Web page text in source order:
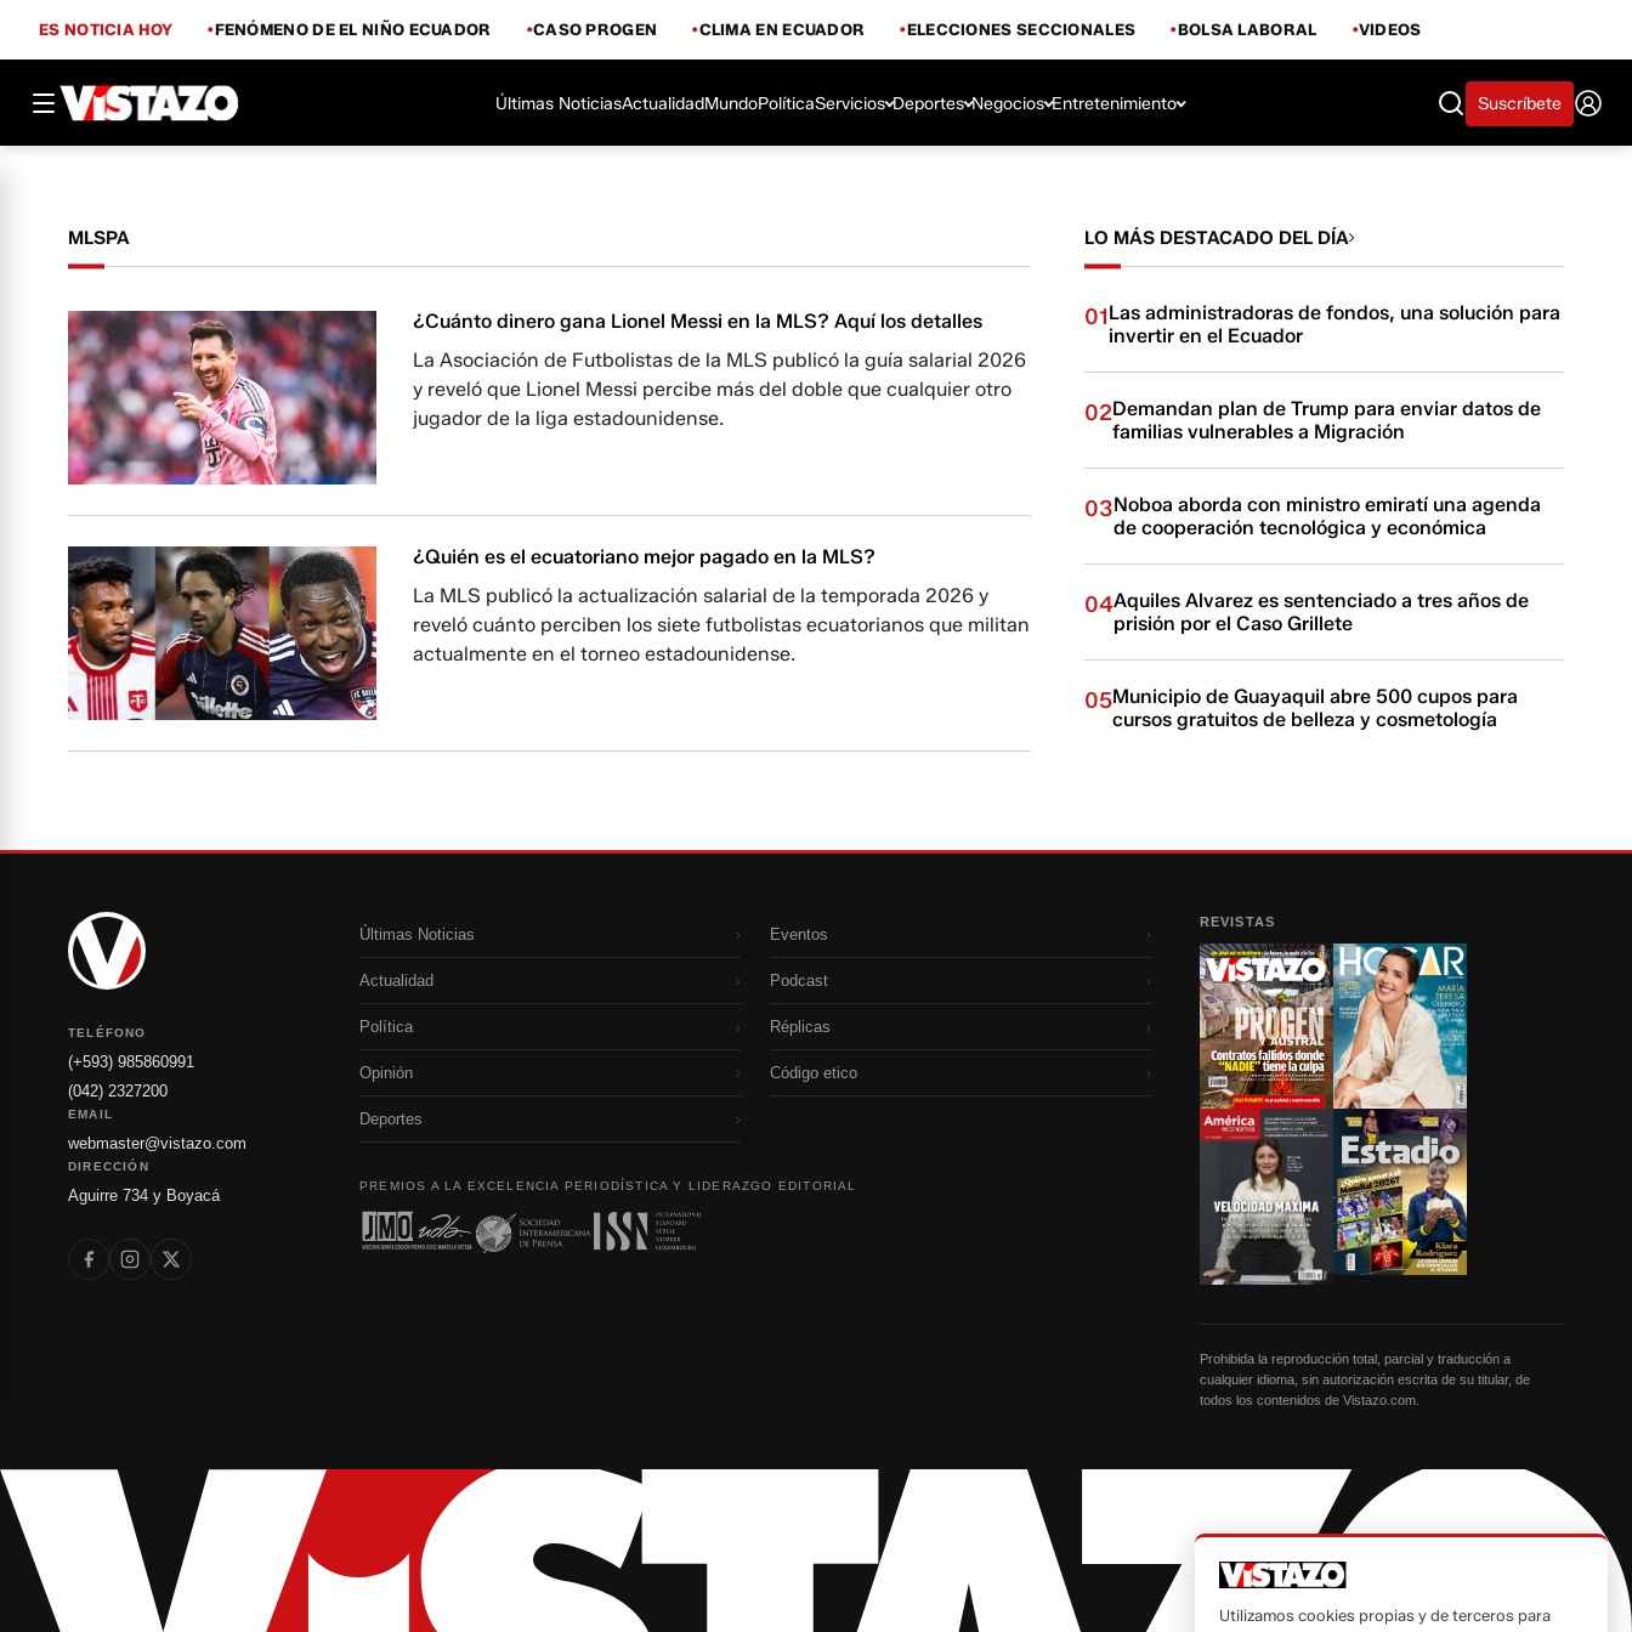
ES NOTICIA HOY FENÓMENO DE EL NIÑO ECUADOR CASO PROGEN CLIMA EN ECUADOR ELECCIONES SECCIONALES BOLSA LABORAL VIDEOS
Últimas NoticiasActualidadMundoPolíticaServicios Deportes Negocios Entretenimiento Suscríbete
MLSPA
¿Cuánto dinero gana Lionel Messi en la MLS? Aquí los detalles
La Asociación de Futbolistas de la MLS publicó la guía salarial 2026
y reveló que Lionel Messi percibe más del doble que cualquier otro
jugador de la liga estadounidense.
¿Quién es el ecuatoriano mejor pagado en la MLS?
La MLS publicó la actualización salarial de la temporada 2026 y
reveló cuánto perciben los siete futbolistas ecuatorianos que militan
actualmente en el torneo estadounidense.
LO MÁS DESTACADO DEL DÍA
01Las administradoras de fondos, una solución para
invertir en el Ecuador
02Demandan plan de Trump para enviar datos de
familias vulnerables a Migración
03Noboa aborda con ministro emiratí una agenda
de cooperación tecnológica y económica
04Aquiles Alvarez es sentenciado a tres años de
prisión por el Caso Grillete
05Municipio de Guayaquil abre 500 cupos para
cursos gratuitos de belleza y cosmetología
TELÉFONO
(+593) 985860991
(042) 2327200
EMAIL
webmaster@vistazo.com
DIRECCIÓN
Aguirre 734 y Boyacá
Últimas Noticias ›
Actualidad ›
Política ›
Opinión ›
Deportes ›
Eventos ›
Podcast ›
Réplicas ›
Código etico ›
PREMIOS A LA EXCELENCIA PERIODÍSTICA Y LIDERAZGO EDITORIAL
REVISTAS
Prohibida la reproducción total, parcial y traducción a
cualquier idioma, sin autorización escrita de su titular, de
todos los contenidos de Vistazo.com.
Utilizamos cookies propias y de terceros para